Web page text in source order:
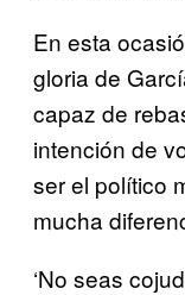
En esta
gloria de
capaz de
intención de
ser el político
mucha
‘No seas